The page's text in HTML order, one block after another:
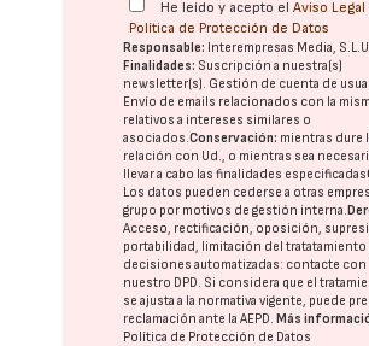
He leído y acepto elAviso Legal
Política de Protección de Datos
Responsable: Interempresas Media,
Finalidades: Suscripción a nuestra(s)
newsletter(s). Gestión de cuenta de
Envío de emails relacionados con la
relativos a intereses similares o
asociados.Conservación: mientras dure
relación con Ud., o mientras sea
llevar a cabo las finalidades especificadas
Los datos pueden cederse a otras
grupo por motivos de gestión interna.
Acceso, rectificación, oposición,
portabilidad, limitación del tratatamiento
decisiones automatizadas: contacte con
nuestro DPD. Si considera que el
se ajusta a la normativa vigente, puede
reclamación ante laAEPD.Más
Política de Protección de Datos